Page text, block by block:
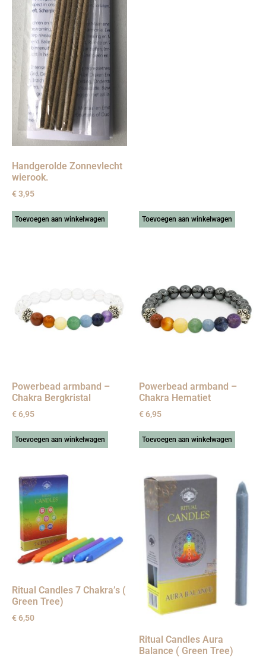
Handgerolde Zonnevlecht
wierook.
€3,95
Toevoegen aan winkelwagen Toevoegen aan winkelwagen
Powerbead armband –
Chakra Bergkristal
€6,95
Toevoegen aan winkelwagen
Powerbead armband –
Chakra Hematiet
€6,95
Toevoegen aan winkelwagen
Ritual Candles 7 Chakra’s (
Green Tree)
€6,50
Ritual Candles Aura
Balance ( Green Tree)